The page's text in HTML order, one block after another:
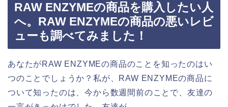
RAW ENZYMEの商品を購入したい人
へ。RAW ENZYMEの商品の悪いレビ
ューも調べてみました！
あなたがRAW ENZYMEの商品のことを知ったのはい
つのことでしょうか？私が、RAW ENZYMEの商品に
ついて知ったのは、今から数週間前のことで、友達の